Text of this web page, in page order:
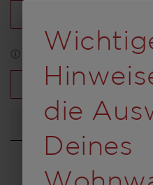
*Abbildung kann zum Teil
Durch
die
Deines